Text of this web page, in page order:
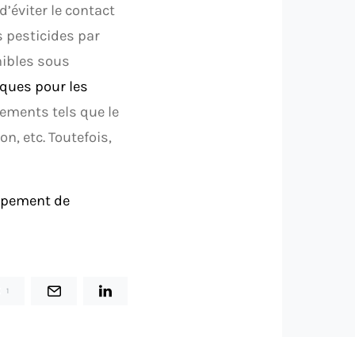
le contact
pesticides par
sous
pour les
tels que le
etc. Toutefois,
de
1